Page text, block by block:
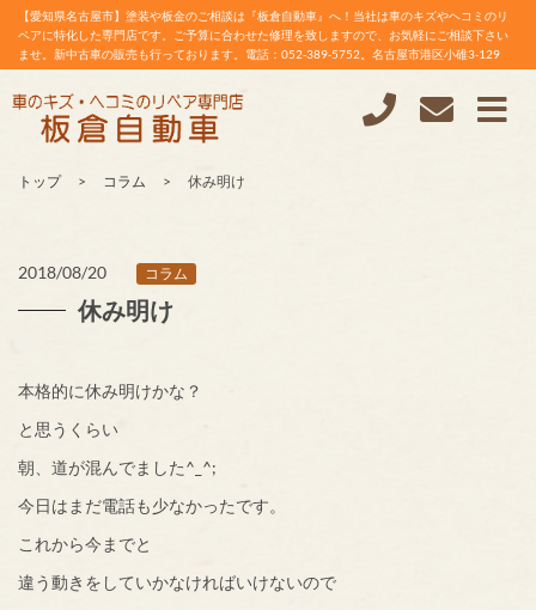
【愛知県名古屋市】塗装や板金のご相談は『板倉自動車』へ！当社は車のキズやヘコミのリ
ペアに特化した専門店です。ご予算に合わせた修理を致しますので、お気軽にご相談下さい
ませ。新中古車の販売も行っております。電話：052-389-5752。名古屋市港区小碓3-129
トップ コラム 休み明け
2018/08/20 コラム
休み明け
本格的に休み明けかな？
と思うくらい
朝、道が混んでました^_^;
今日はまだ電話も少なかったです。
これから今までと
違う動きをしていかなければいけないので